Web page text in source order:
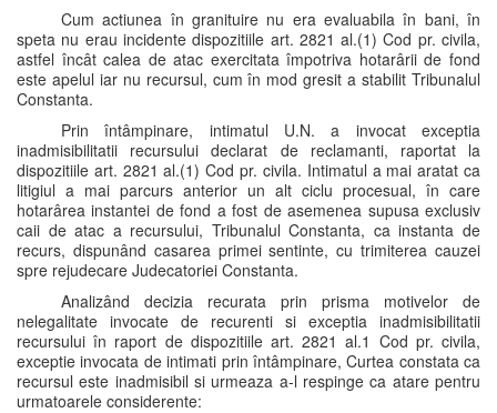
Cum actiunea în granituire nu era evaluabila în bani, în
speta nu erau incidente dispozitiile art. 2821 al.(1) Cod pr. civila,
astfel încât calea de atac exercitata împotriva hotarârii de fond
este apelul iar nu recursul, cum în mod gresit a stabilit Tribunalul
Constanta.
Prin întâmpinare, intimatul U.N. a invocat exceptia
inadmisibilitatii recursului declarat de reclamanti, raportat la
dispozitiile art. 2821 al.(1) Cod pr. civila. Intimatul a mai aratat ca
litigiul a mai parcurs anterior un alt ciclu procesual, în care
hotarârea instantei de fond a fost de asemenea supusa exclusiv
caii de atac a recursului, Tribunalul Constanta, ca instanta de
recurs, dispunând casarea primei sentinte, cu trimiterea cauzei
spre rejudecare Judecatoriei Constanta.
Analizând decizia recurata prin prisma motivelor de
nelegalitate invocate de recurenti si exceptia inadmisibilitatii
recursului în raport de dispozitiile art. 2821 al.1 Cod pr. civila,
exceptie invocata de intimati prin întâmpinare, Curtea constata ca
recursul este inadmisibil si urmeaza a-l respinge ca atare pentru
urmatoarele considerente: